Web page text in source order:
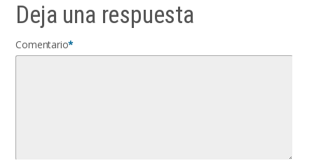
Deja una respuesta
Comentario*